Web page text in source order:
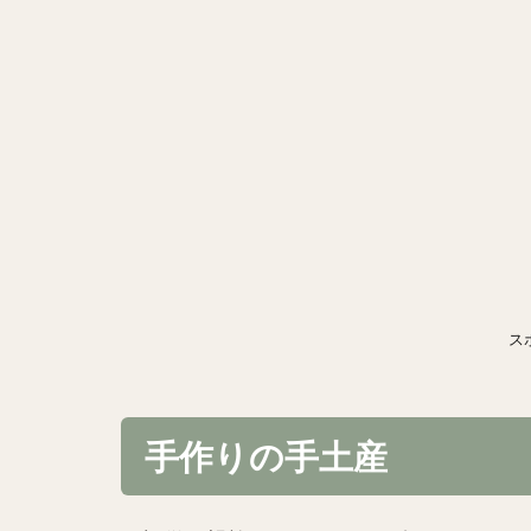
ス
手作りの手土産